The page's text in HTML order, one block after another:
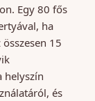
Egy 80 fős
ha
15
helyszín
és